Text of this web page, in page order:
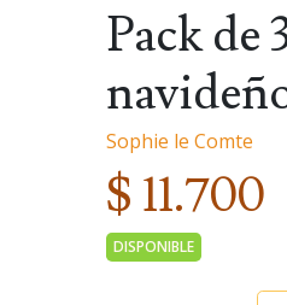
Pack de
Sophie le Comte
$ 11.700
DISPONIBLE